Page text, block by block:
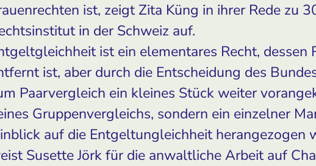
ist, zeigt Zita Küng in ihrer Rede zu
in der Schweiz auf.
ist ein elementares Recht, dessen
ist, aber durch die Entscheidung des
Paarvergleich ein kleines Stück weiter
Gruppenvergleichs, sondern ein einzelner
auf die Entgeltungleichheit herangezogen
Susette Jörk für die anwaltliche Arbeit auf